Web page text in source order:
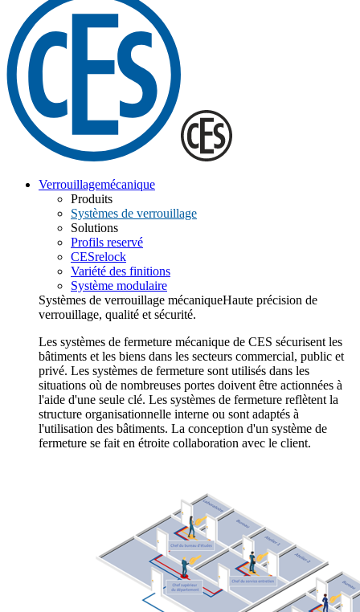
Verrouillagemécanique
Produits
Systèmes de verrouillage
Solutions
Profils reservé
CESrelock
Variété des finitions
Système modulaire
Systèmes de verrouillage mécaniqueHaute précision de
verrouillage, qualité et sécurité.
Les systèmes de fermeture mécanique de CES sécurisent les
bâtiments et les biens dans les secteurs commercial, public et
privé. Les systèmes de fermeture sont utilisés dans les
situations où de nombreuses portes doivent être actionnées à
l'aide d'une seule clé. Les systèmes de fermeture reflètent la
structure organisationnelle interne ou sont adaptés à
l'utilisation des bâtiments. La conception d'un système de
fermeture se fait en étroite collaboration avec le client.